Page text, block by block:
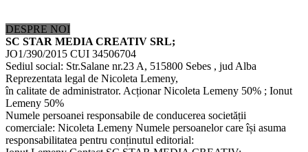
DESPRE NOI
SC STAR MEDIA CREATIV SRL;
JO1/390/2015 CUI 34506704
Sediul social: Str.Salane nr.23 A, 515800 Sebes , jud Alba
Reprezentata legal de Nicoleta Lemeny,
în calitate de administrator. Acționar Nicoleta Lemeny 50% ; Ionut
Lemeny 50%
Numele persoanei responsabile de conducerea societății
comerciale: Nicoleta Lemeny Numele persoanelor care își asuma
responsabilitatea pentru conținutul editorial: